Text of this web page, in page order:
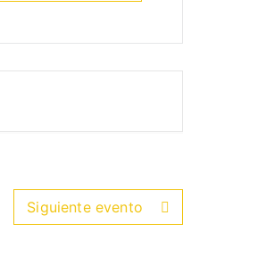
Siguiente evento